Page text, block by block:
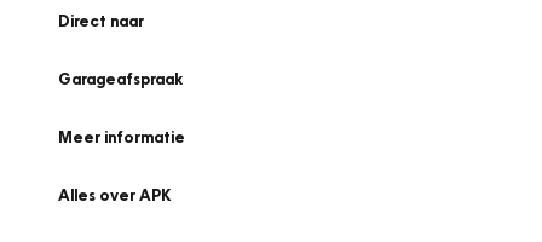
Direct naar
Garageafspraak
Meer informatie
Alles over APK